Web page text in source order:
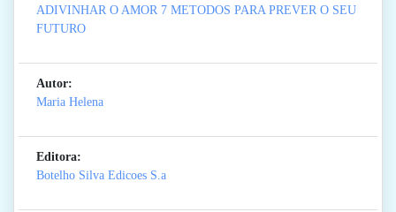
ADIVINHAR O AMOR 7 METODOS PARA PREVER O SEU
FUTURO
Autor:
Maria Helena
Editora:
Botelho Silva Edicoes S.a